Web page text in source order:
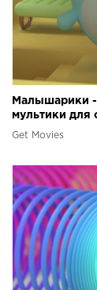
Малышарики
мультики для
Get Movies